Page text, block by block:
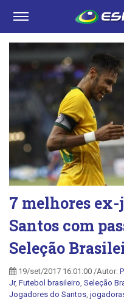
7 melhores ex-
Santos com
Seleção
19/set/2017 16:01:00 /Autor:
Jr, Futebol brasileiro Seleção
Jogadores do Santos